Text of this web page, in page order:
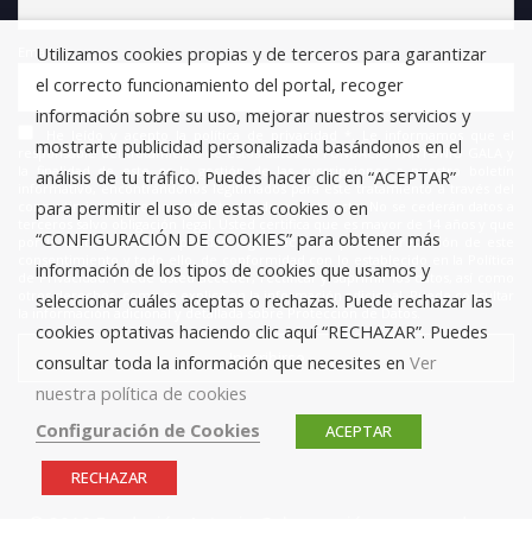
Email
responsable del tratamiento de estos datos es FUNDACIÓN ANTONIO GALA y
la finalidad de este es la gestión de las suscripciones a nuestro boletín
informativo, encontrándonos legitimados para este tratamiento a través del
consentimiento que nos está otorgando en este acto. No se cederán datos a
terceros salvo obligación legal. Usted certifica que es mayor de 14 años y que
por lo tanto posee la capacidad legal necesaria para la prestación de este
de Privacidad. Puede usted acceder, rectificar y suprimir los datos, así como
otros derechos, como se explica en la información adicional. Puede consultar
la información adicional y detallada sobre Protección de Datos.
Utilizamos cookies propias y de terceros para garantizar
el correcto funcionamiento del portal, recoger
información sobre su uso, mejorar nuestros servicios y
mostrarte publicidad personalizada basándonos en el
análisis de tu tráfico. Puedes hacer clic en “ACEPTAR”
para permitir el uso de estas cookies o en
“CONFIGURACIÓN DE COOKIES” para obtener más
información de los tipos de cookies que usamos y
seleccionar cuáles aceptas o rechazas. Puede rechazar las
cookies optativas haciendo clic aquí “RECHAZAR”. Puedes
consultar toda la información que necesites en Ver
nuestra política de cookies
Configuración de Cookies
ACEPTAR
RECHAZAR